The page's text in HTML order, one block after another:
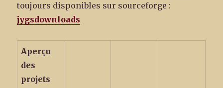
toujours disponibles sur sourceforge :
jygsdownloads
Aperçu
des
projets